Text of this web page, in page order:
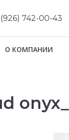
742-00-43
О КОМПАНИИ